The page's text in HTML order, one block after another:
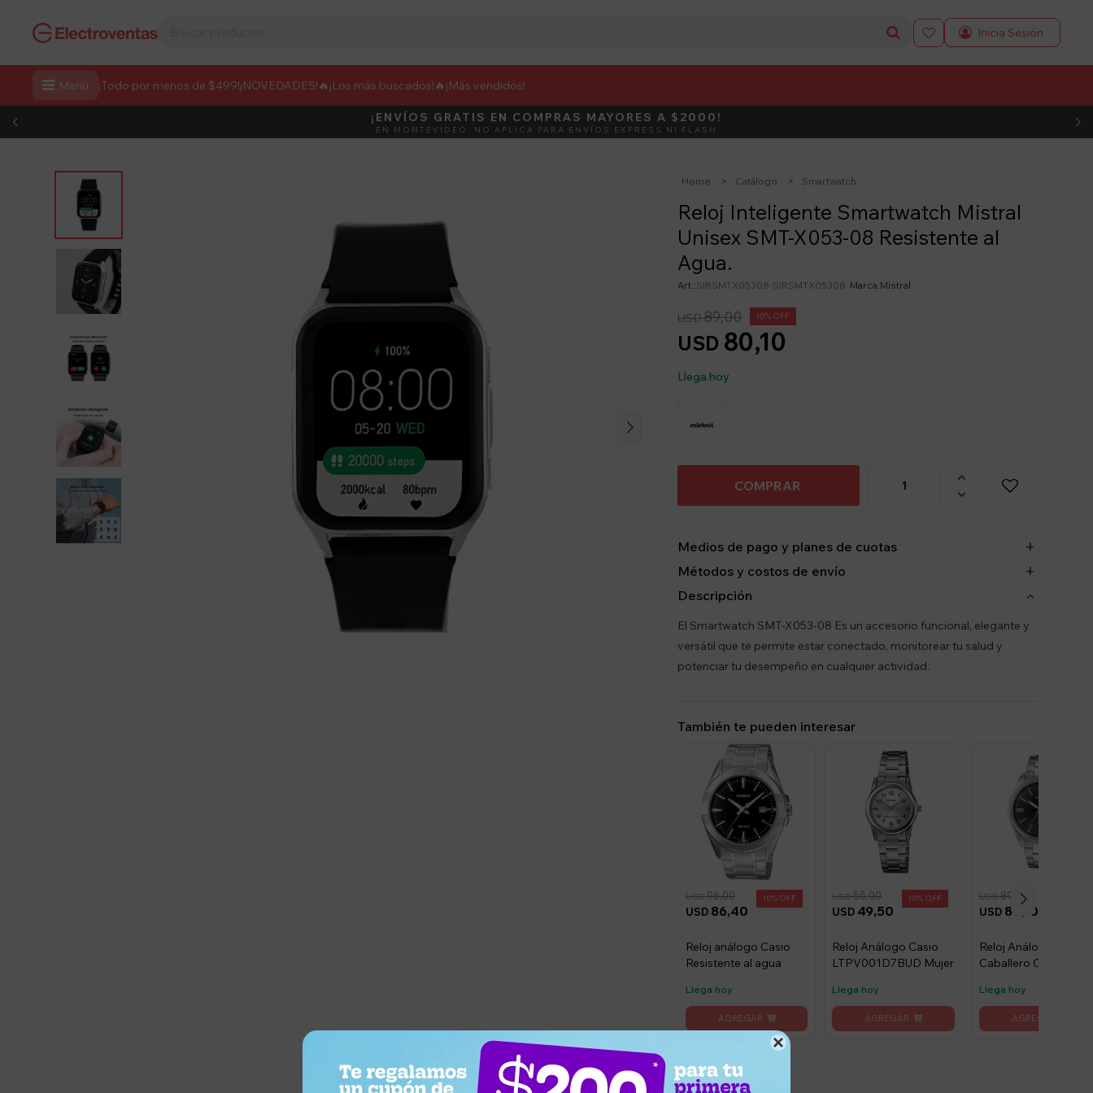

 Menú ¡Todo por menos de $499!¡NOVEDADES! 🔥¡Los más buscados!🔥 ¡Más vendidos!

DEBUT ACTIVÁ EL CÓDIGO
¡ENVÍOS GRATIS EN COMPRAS MAYORES A $2000!
EN MONTEVIDEO, NO APLICA PARA ENVÍOS EXPRESS NI FLASH
Home Catálogo Smartwatch
Reloj Inteligente Smartwatch Mistral
Unisex SMT-X053-08 Resistente al
Agua.
SIRSMTX05308-SIRSMTX05308 Mistral
USD 80,10
USD89,00 10
Llega hoy
COMPRAR


Medios de pago y planes de cuotas
Métodos y costos de envío
Descripción
El Smartwatch SMT-X053-08 Es un accesorio funcional, elegante y
versátil que te permite estar conectado, monitorear tu salud y
potenciar tu desempeño en cualquier actividad.
También te pueden interesar
USD 86,40
USD96,00 10
Reloj análogo Casio
Resistente al agua
Llega hoy
USD 49,50
USD55,00 10
Reloj Análogo Casio
LTPV001D7BUD Mujer
Llega hoy
USD 80,10
USD89,00
Reloj Análogo para
Caballero Casio
Llega hoy